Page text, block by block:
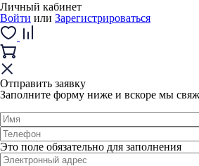
Личный кабинет
Войти или Зарегистрироваться
Отправить заявку
Заполните форму ниже и вскоре мы
Это поле обязательно для заполнения